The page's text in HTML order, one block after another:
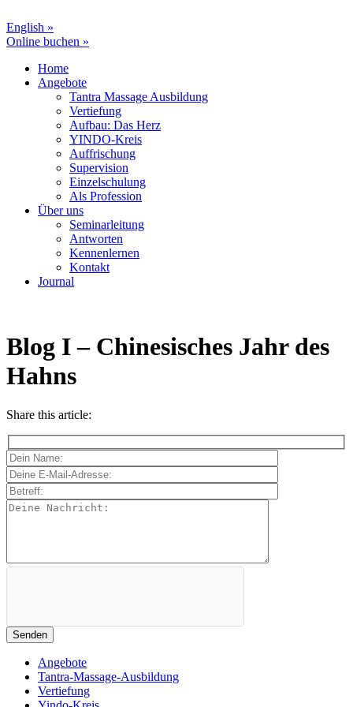
English »
Online buchen »
Home
Angebote
Tantra Massage Ausbildung
Vertiefung
Aufbau: Das Herz
YINDO-Kreis
Auffrischung
Supervision
Einzelschulung
Als Profession
Über uns
Seminarleitung
Antworten
Kennenlernen
Kontakt
Journal
Blog I – Chinesisches Jahr des
Hahns
Share this article:
Angebote
Tantra-Massage-Ausbildung
Vertiefung